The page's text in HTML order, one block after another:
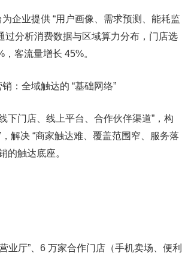
企业提供 “用户画像、需求预测、能耗监
过分析消费数据与区域算力分布，门店选
客流量增长 45%。​
销：全域触达的 “基础网络”​
下门店、线上平台、合作伙伴渠道”，构
，解决 “商家触达难、覆盖范围窄、服务落
的触达底座。​
业厅”、6 万家合作门店（手机卖场、便利